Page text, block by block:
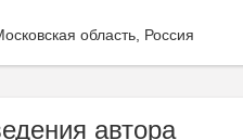
область, Россия
автора